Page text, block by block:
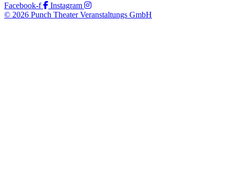
Facebook-f
Instagram
© 2026 Punch Theater Veranstaltungs GmbH